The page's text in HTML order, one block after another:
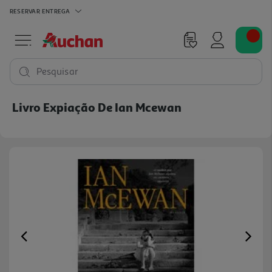
RESERVAR ENTREGA
Pesquisar
Livro Expiação De Ian Mcewan
Previous